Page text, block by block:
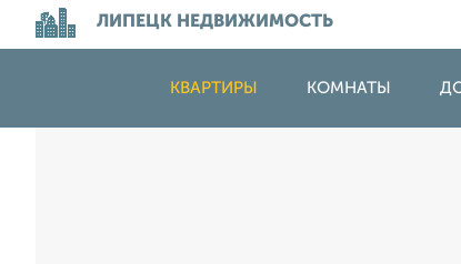
ЛИПЕЦК НЕДВИЖИМОСТЬ
КВАРТИРЫ КОМНАТЫ